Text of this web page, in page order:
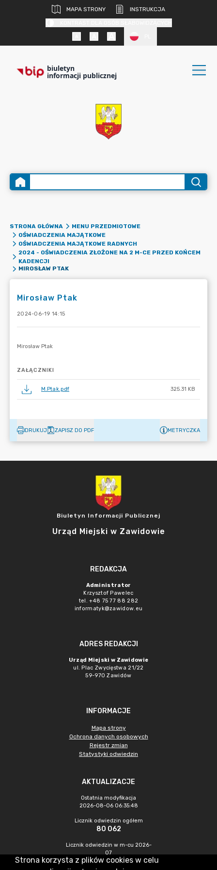
MAPA STRONY
INSTRUKCJA
biuletyn
informacji publicznej
STRONA GŁÓWNA
MENU PRZEDMIOTOWE
OŚWIADCZENIA MAJĄTKOWE
OŚWIADCZENIA MAJĄTKOWE RADNYCH
2024 - OŚWIADCZENIA ZŁOŻONE NA 2 M-CE PRZED KOŃCEM
KADENCJI
MIROSŁAW PTAK
Mirosław Ptak
2024-06-19 14:15
ZAŁĄCZNIKI
M.Ptak.pdf 325.31 KB
DRUKUJ ZAPISZ DO PDF METRYCZKA
Biuletyn Informacji Publicznej
Urząd Miejski w Zawidowie
REDAKCJA
Administrator
Krzysztof Pawelec
tel. +48 75 77 88 282
informatyk@zawidow.eu
ADRES REDAKCJI
Urząd Miejski w Zawidowie
ul. Plac Zwycięstwa 21/22
59-970 Zawidów
INFORMACJE
Mapa strony
Ochrona danych osobowych
Rejestr zmian
Statystyki odwiedzin
AKTUALIZACJE
Ostatnia modyfikacja
2026-08-06 06:35:48
Licznik odwiedzin ogółem
80 062
Licznik odwiedzin w m-cu 2026-
07
180
Strona korzysta z plików cookies w celu